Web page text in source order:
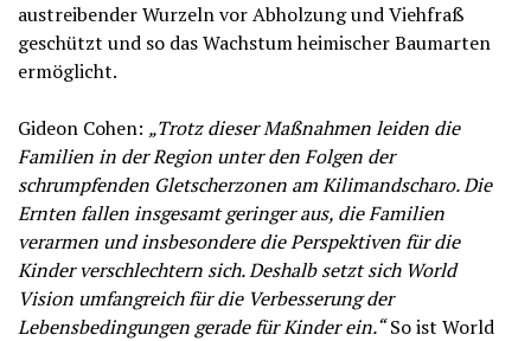
austreibender Wurzeln vor Abholzung und Viehfraß
geschützt und so das Wachstum heimischer Baumarten
ermöglicht.
Gideon Cohen: „Trotz dieser Maßnahmen leiden die
Familien in der Region unter den Folgen der
schrumpfenden Gletscherzonen am Kilimandscharo. Die
Ernten fallen insgesamt geringer aus, die Familien
verarmen und insbesondere die Perspektiven für die
Kinder verschlechtern sich. Deshalb setzt sich World
Vision umfangreich für die Verbesserung der
Lebensbedingungen gerade für Kinder ein.“So ist World